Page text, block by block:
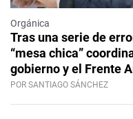
Orgánica
Tras una serie de
“mesa chica”
gobierno y el Frente
POR SANTIAGO SÁNCHEZ